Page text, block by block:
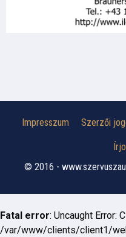
Impresszum Szerzői
© 2016 -
Fatal error: Uncaught Error:
/var/www/clients/client1/